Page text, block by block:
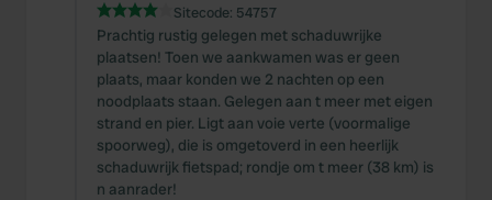
Sitecode: 54757
Prachtig rustig gelegen met schaduwrijke
plaatsen! Toen we aankwamen was er geen
plaats, maar konden we 2 nachten op een
noodplaats staan. Gelegen aan t meer met eigen
strand en pier. Ligt aan voie verte (voormalige
spoorweg), die is omgetoverd in een heerlijk
schaduwrijk fietspad; rondje om t meer (38 km) is
n aanrader!